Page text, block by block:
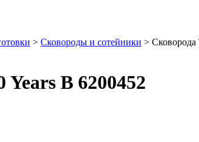
> Сковороды и сотейники > Сковорода
В 6200452